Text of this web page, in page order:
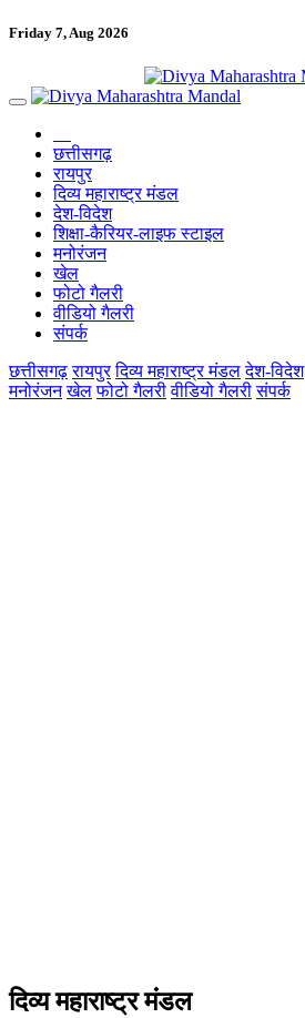
Friday 7, Aug 2026
छत्तीसगढ़
रायपुर
दिव्य महाराष्ट्र मंडल
देश-विदेश
शिक्षा-कैरियर-लाइफ स्टाइल
मनोरंजन
खेल
फोटो गैलरी
वीडियो गैलरी
संपर्क
छत्तीसगढ़ रायपुर दिव्य महाराष्ट्र मंडल देश-विदेश
मनोरंजन खेल फोटो गैलरी वीडियो गैलरी संपर्क
दिव्य महाराष्ट्र मंडल